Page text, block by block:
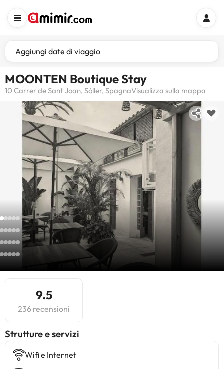
Aggiungi date di viaggio
MOONTEN Boutique Stay
10 Carrer de Sant Joan, Sóller, SpagnaVisualizza sulla mappa
9.5
236 recensioni
​Strutture e servizi
Wifi e Internet